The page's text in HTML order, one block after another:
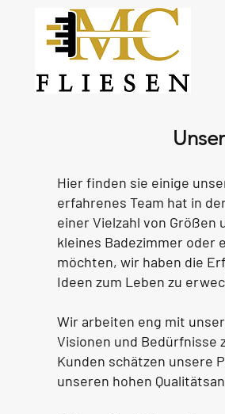
Hier finden sie einige
erfahrenes Team hat in
einer Vielzahl von Größen
kleines Badezimmer oder
möchten, wir haben die
Ideen zum Leben zu
Wir arbeiten eng mit
Visionen und Bedürfnisse
Kunden schätzen unsere
unseren hohen